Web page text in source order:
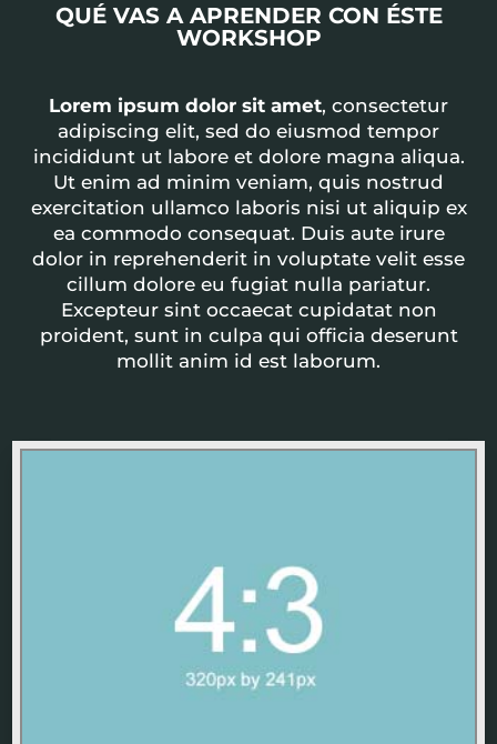
QUÉ VAS A APRENDER CON ÉSTE
WORKSHOP
Lorem ipsum dolor sit amet, consectetur
adipiscing elit, sed do eiusmod tempor
incididunt ut labore et dolore magna aliqua.
Ut enim ad minim veniam, quis nostrud
exercitation ullamco laboris nisi ut aliquip ex
ea commodo consequat. Duis aute irure
dolor in reprehenderit in voluptate velit esse
cillum dolore eu fugiat nulla pariatur.
Excepteur sint occaecat cupidatat non
proident, sunt in culpa qui officia deserunt
mollit anim id est laborum.